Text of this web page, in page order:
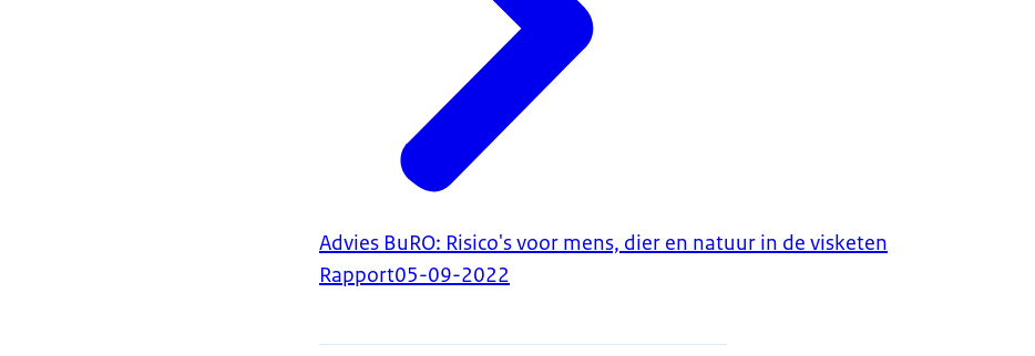
Advies BuRO: Risico's voor mens, dier en natuur in de visketen
Rapport05-09-2022